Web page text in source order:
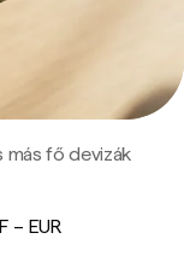
más fő devizák
– EUR